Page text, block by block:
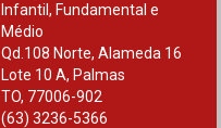
Infantil, Fundamental e
Médio
Qd.108 Norte, Alameda 16
Lote 10 A, Palmas
TO, 77006-902
(63) 3236-5366